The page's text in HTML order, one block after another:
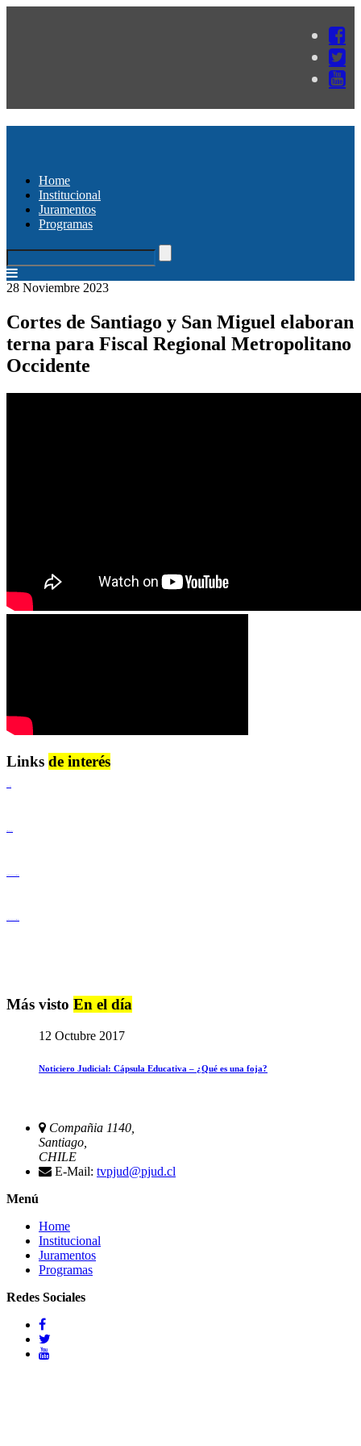
Home
Institucional
Juramentos
Programas
28 Noviembre 2023
Cortes de Santiago y San Miguel elaboran
terna para Fiscal Regional Metropolitano
Occidente
Links de interés
Más visto En el día
12 Octubre 2017
Noticiero Judicial: Cápsula Educativa – ¿Qué es una foja?
Compañia 1140,
Santiago,
CHILE
E-Mail: tvpjud@pjud.cl
Menú
Home
Institucional
Juramentos
Programas
Redes Sociales